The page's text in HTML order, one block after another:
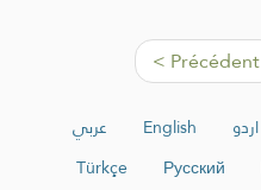
< Précédent
عربي English اردو
Türkçe
Русский